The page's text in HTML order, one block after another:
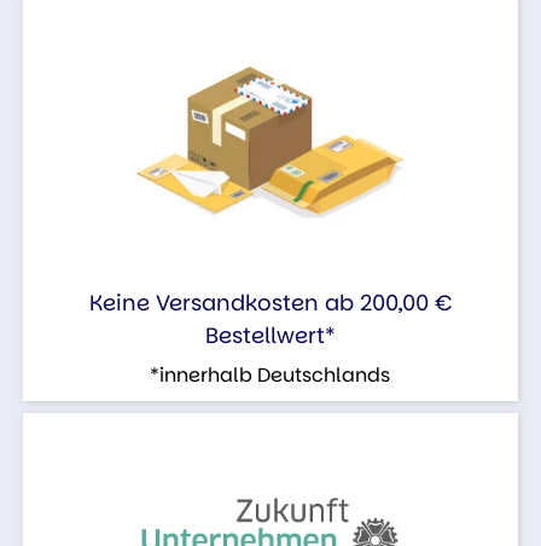
Keine Versandkosten ab 200,00 €
Bestellwert*
*innerhalb Deutschlands